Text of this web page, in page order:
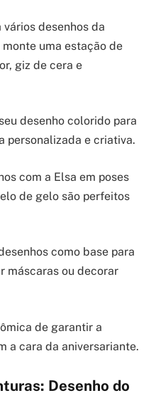
vários desenhos da
monte uma estação de
giz de cera e
desenho colorido para
personalizada e criativa.
com a Elsa em poses
de gelo são perfeitos
como base para
máscaras ou decorar
de garantir a
a cara da aniversariante.
Desenho do